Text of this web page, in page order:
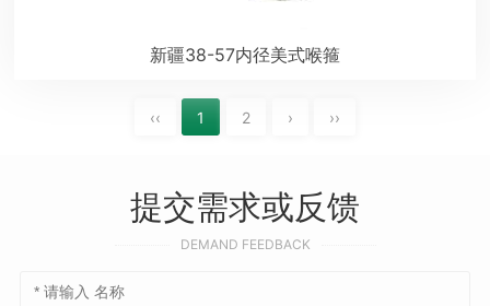
新疆38-57内径美式喉箍
‹‹ 1 2 › ››
提交需求或反馈
DEMAND FEEDBACK